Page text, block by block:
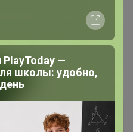
—
школы: удобно,